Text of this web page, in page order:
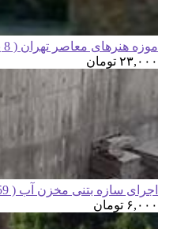
موزه هنرهای معاصر تهران ( 8 پاورپوینت )
۲۳,۰۰۰ تومان
اجرای سازه بتنی مخزن آب ( 259 اسلاید )
۶,۰۰۰ تومان